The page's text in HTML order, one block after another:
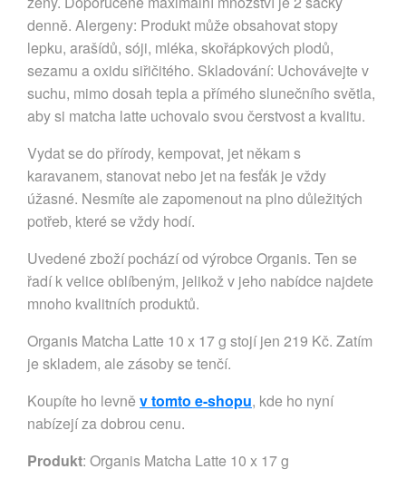
denně. Alergeny: Produkt může obsahovat stopy
lepku, arašídů, sóji, mléka, skořápkových plodů,
sezamu a oxidu siřičitého. Skladování: Uchovávejte v
suchu, mimo dosah tepla a přímého slunečního světla,
aby si matcha latte uchovalo svou čerstvost a kvalitu.
Vydat se do přírody, kempovat, jet někam s
karavanem, stanovat nebo jet na fesťák je vždy
úžasné. Nesmíte ale zapomenout na plno důležitých
potřeb, které se vždy hodí.
Uvedené zboží pochází od výrobce Organis. Ten se
řadí k velice oblíbeným, jelikož v jeho nabídce najdete
mnoho kvalitních produktů.
Organis Matcha Latte 10 x 17 g stojí jen 219 Kč. Zatím
je skladem, ale zásoby se tenčí.
Koupíte ho levně v tomto e-shopu, kde ho nyní
nabízejí za dobrou cenu.
Produkt: Organis Matcha Latte 10 x 17 g